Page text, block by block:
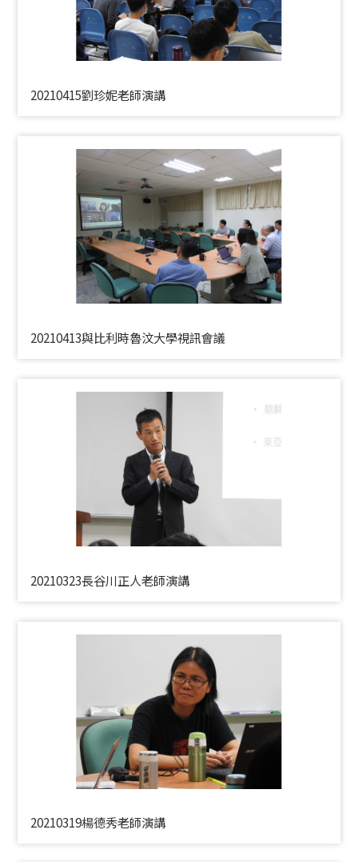
20210415劉珍妮老師演講
20210413與比利時魯汶大學視訊會議
20210323長谷川正人老師演講
20210319楊德秀老師演講